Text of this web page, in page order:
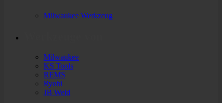
Milwaukee Werkzeug
Milwaukee
KS Tools
REMS
Ryobi
JB Weld